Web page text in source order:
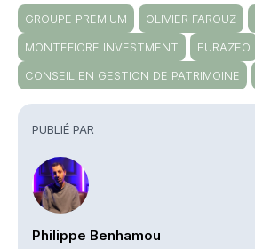
PUBLIÉ PAR
Philippe Benhamou
GROUPE PREMIUM OLIVIER FAROUZ
MONTEFIORE INVESTMENT
EURAZEO
CONSEIL EN GESTION DE PATRIMOINE